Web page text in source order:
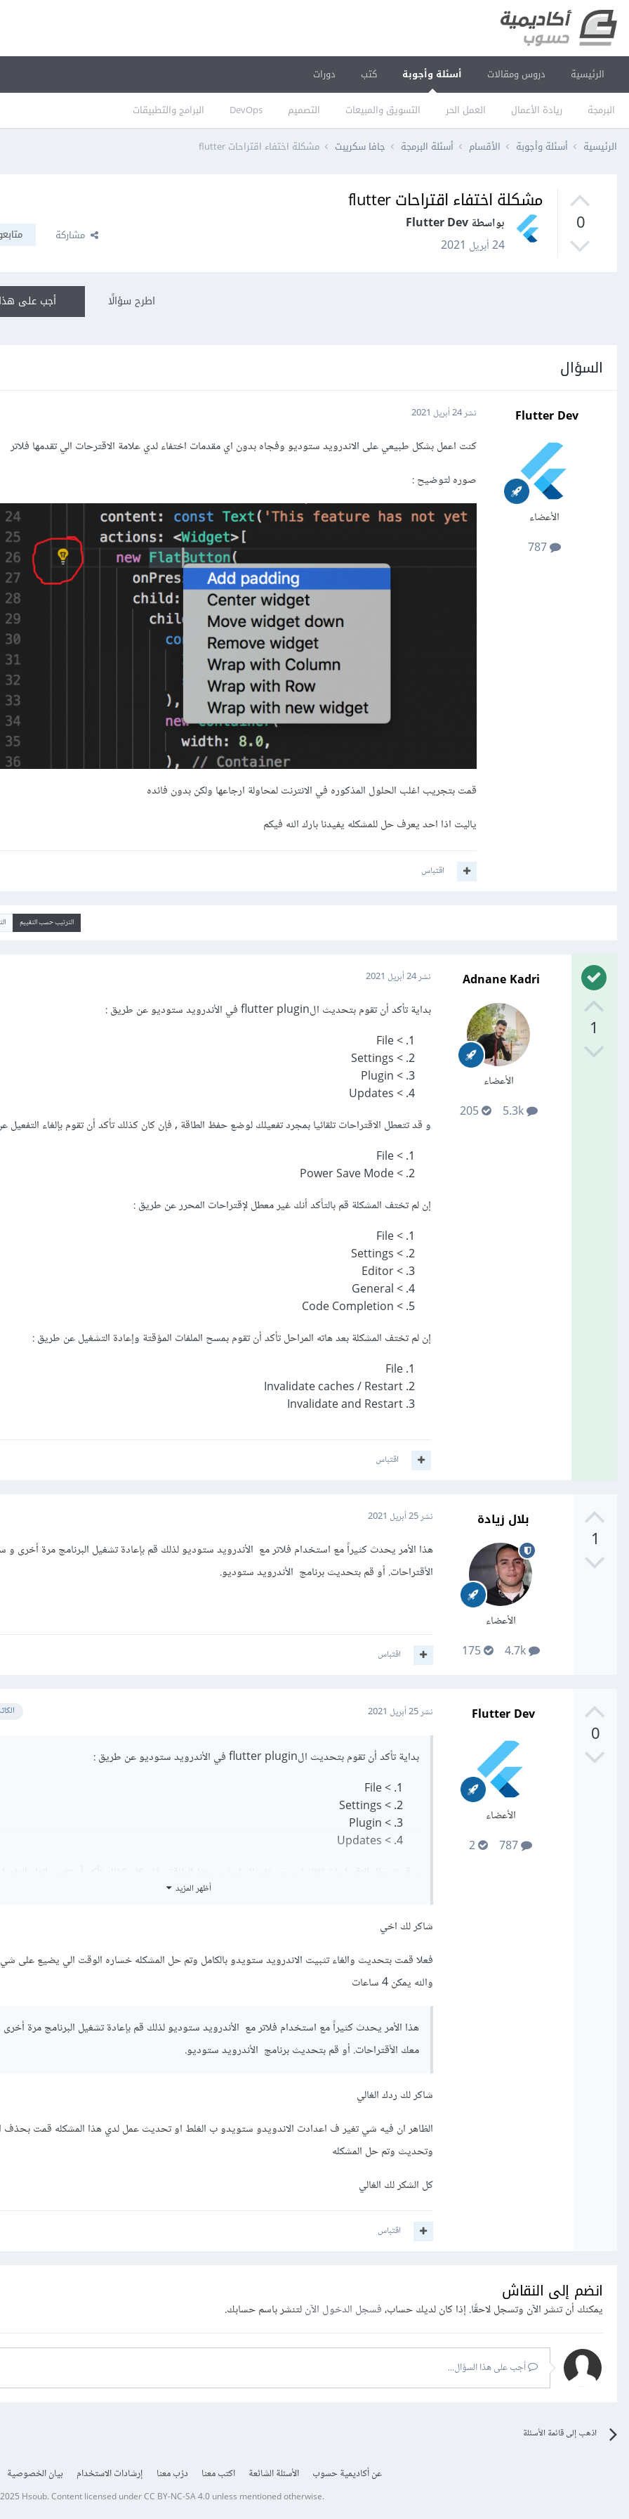
الرئيسية دروس ومقالات أسئلة وأجوبة
البرمجة ريادة الأعمال العمل الحر التسويق والمبيعات التصميم DevOps البرامج والتطبيقات
كتب دورات
الرئيسية أسئلة وأجوبة الأقسام أسئلة البرمجة جافا سكريبت مشكلة اختفاء اقتراحات flutter
0
مشكلة اختفاء اقتراحات flutter
بواسطة Flutter Dev
24 أبريل 2021
مشاركة
أجب على اطرح سؤالًا
السؤال
Flutter Dev
الأعضاء
787
نشر24 أبريل 2021
كنت اعمل بشكل طبيعي على الاندرويد ستوديو وفجاه بدون اي مقدمات اختفاء لدي علامة الاقترحات الي تقدمها فلاتر
صوره لتوضيح :
قمت بتجريب اغلب الحلول المذكوره في الانترنت لمحاولة ارجاعها ولكن بدون فائده
ياليت اذا احد يعرف حل للمشكله يفيدنا بارك الله فيكم
اقتباس
الترتيب حسب التقييم
1
Adnane Kadri
الأعضاء
5.3k
205
نشر24 أبريل 2021
بداية تأكد أن تقوم بتحديث الflutter plugin في الأندرويد ستوديو عن طريق :
> File
> Settings
> Plugin
> Updates
و قد تتعطل الاقتراحات تلقائيا بمجرد تفعيلك لوضع حفظ الطاقة , فإن كان كذلك تأكد أن تقوم بإلغاء
> File
> Power Save Mode
إن لم تختف المشكلة قم بالتأكد أنك غير معطل لإقتراحات المحرر عن طريق :
> File
> Settings
> Editor
> General
> Code Completion
إن لم تختف المشكلة بعد هاته المراحل تأكد أن تقوم بمسح الملفات المؤقتة وإعادة التشغيل عن طريق :
File
Invalidate caches / Restart
Invalidate and Restart
اقتباس
1
بلال زيادة
الأعضاء
4.7k
175
نشر25 أبريل 2021
هذا الأمر يحدث كثيراً مع استخدام فلاتر مع الأندرويد ستوديو لذلك قم بإعادة تشغيل البرنامج مرة أخرى
الأقتراحات. أو قم بتحديث برنامج الأندرويد ستوديو.
اقتباس
0
Flutter Dev
الأعضاء
نشر25 أبريل 2021
بداية تأكد أن تقوم بتحديث الflutter plugin في الأندرويد ستوديو عن طريق :
> File
> Settings
> Plugin
> Updates
> File
إن لم تختف المشكلة قم بالتأكد أنك غير معطل لإقتراحات المحرر عن طريق :
> Settings
> Editor
إن لم تختف المشكلة بعد هاته المراحل تأكد أن تقوم بمسح الملفات المؤقتة وإعادة التشغيل عن طريق :
File
Invalidate caches / Restart
أظهر المزيد
شاكر لك اخي
فعلا قمت بتحديث والغاء تثبيت الاندرويد ستويدو بالكامل وتم حل المشكله خساره الوقت الي يضيع على
والله يمكن 4 ساعات
هذا الأمر يحدث كثيراً مع استخدام فلاتر مع الأندرويد ستوديو لذلك قم بإعادة تشغيل البرنامج مرة
معك الأقتراحات. أو قم بتحديث برنامج الأندرويد ستوديو.
شاكر لك ردك الغالي
الظاهر ان فيه شي تغير ف اعدادت الاندويدو ستويدو ب الغلط او تحديث عمل لدي هذا المشكله قمت بحذف
وتحديث وتم حل المشكله
كل الشكر لك الغالي
اقتباس
انضم إلى النقاش
يمكنك أن تنشر الآن وتسجل لاحقًا. إذا كان لديك حساب،فسجل الدخول الآنلتنشر باسم حسابك.
أجب على هذا السؤال...
اذهب إلى قائمة الأسئلة
عن أكاديمية حسوب الأسئلة الشائعة اكتب معنا درّب معنا إرشادات الاستخدام بيان الخصوصية
Hsoub.Content licensed underCC BY-NC-SA 4.0unless mentioned otherwise.